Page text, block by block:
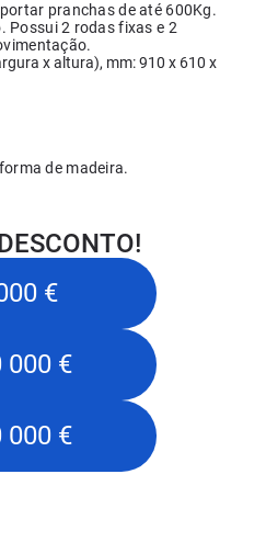
pranchas de até 600Kg.
Possui 2 rodas fixas e 2
x altura), mm: 910 x 610 x
de madeira.
€
000 €
000 €